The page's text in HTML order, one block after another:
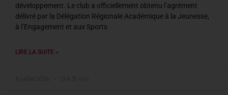
développement. Le club a officiellement obtenu l’agrément
délivré par la Délégation Régionale Académique à la Jeunesse,
à l’Engagement et aux Sports
LIRE LA SUITE »